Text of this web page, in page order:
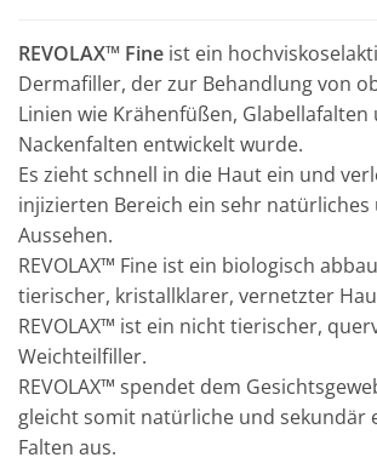
REVOLAX™ Fine ist ein
Dermafiller, der zur Behandlung von
Linien wie Krähenfüßen, Glabellafalten
Nackenfalten entwickelt wurde.
Es zieht schnell in die Haut ein und
injizierten Bereich ein sehr natürliches
Aussehen.
REVOLAX™ Fine ist ein biologisch
tierischer, kristallklarer, vernetzter
REVOLAX™ ist ein nicht tierischer,
Weichteilfiller.
REVOLAX™ spendet dem
gleicht somit natürliche und sekundär
Falten aus.